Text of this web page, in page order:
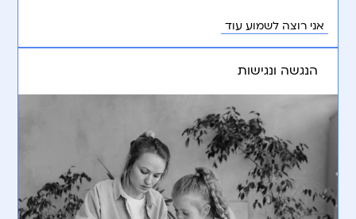
אני רוצה לשמוע עוד
הנגשה ונגישות